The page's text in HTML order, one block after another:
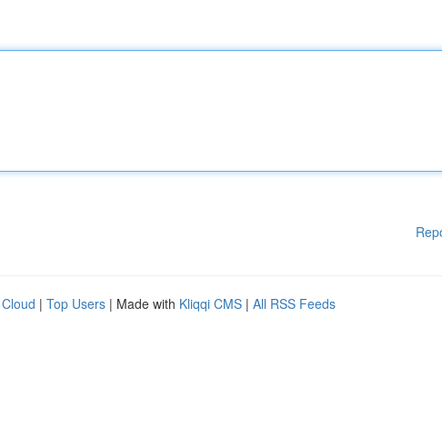
| Top Users | Made with Kliqqi CMS | All RSS Feeds